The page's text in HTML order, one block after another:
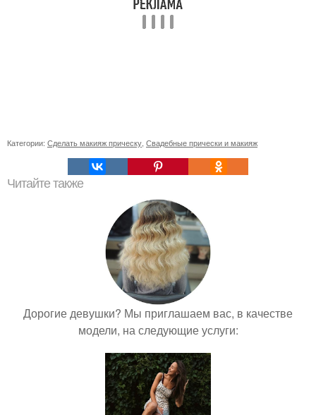
Категории: Сделать макияж прическу, Свадебные прически и макияж
Читайте также
Дорогие девушки? Мы приглашаем вас, в качестве
модели, на следующие услуги: